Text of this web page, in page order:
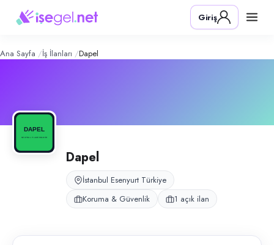
– Şirket Profili
Konum:
Dapel, Esenyurt Hadımköy bölgesindeki projelerde özel güvenlik
Giriş
Ana Sayfa İş İlanları Dapel
Dapel
İstanbul Esenyurt Türkiye
Koruma & Güvenlik
1 açık ilan